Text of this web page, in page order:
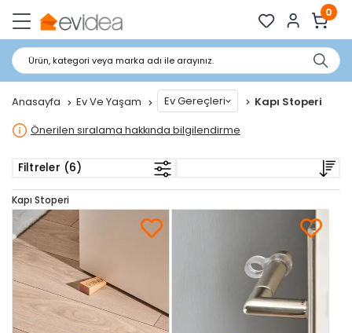
0
Ürün, kategori veya marka adı ile arayınız.
Anasayfa Ev Ve Yaşam Ev Gereçleri Kapı Stoperi
Önerilen sıralama hakkında bilgilendirme
Filtreler (6)
Kapı Stoperi